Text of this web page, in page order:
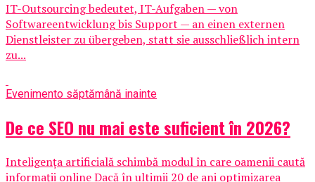
IT-Outsourcing bedeutet, IT-Aufgaben — von
Softwareentwicklung bis Support — an einen externen
Dienstleister zu übergeben, statt sie ausschließlich intern
zu...
Evenimento săptămână inainte
De ce SEO nu mai este suficient în 2026?
Inteligența artificială schimbă modul în care oamenii caută
informații online Dacă în ultimii 20 de ani optimizarea